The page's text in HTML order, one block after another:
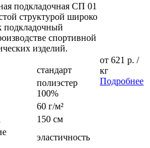
подкладочная СП 01
структурой широко
подкладочный
спортивной
изделий.
стандарт
полиэстер
100%
60 г/м²
150 см
эластичность
от 621 р. /
кг
Подробнее